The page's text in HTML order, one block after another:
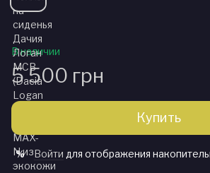
В наличии
5 500 грн
Купить
% Войти для отображения